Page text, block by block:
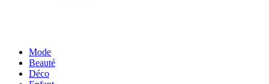
Mode
Beauté
Déco